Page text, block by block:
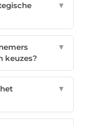
▼
keuzes?
▼
▼